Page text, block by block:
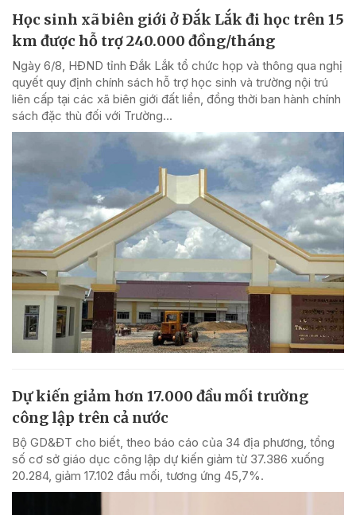
Học sinh xã biên giới ở Đắk Lắk đi học trên 15
km được hỗ trợ 240.000 đồng/tháng
Ngày 6/8, HĐND tỉnh Đắk Lắk tổ chức họp và thông qua nghị
quyết quy định chính sách hỗ trợ học sinh và trường nội trú
liên cấp tại các xã biên giới đất liền, đồng thời ban hành chính
sách đặc thù đối với Trường...
Dự kiến giảm hơn 17.000 đầu mối trường
công lập trên cả nước
Bộ GD&ĐT cho biết, theo báo cáo của 34 địa phương, tổng
số cơ sở giáo dục công lập dự kiến giảm từ 37.386 xuống
20.284, giảm 17.102 đầu mối, tương ứng 45,7%.